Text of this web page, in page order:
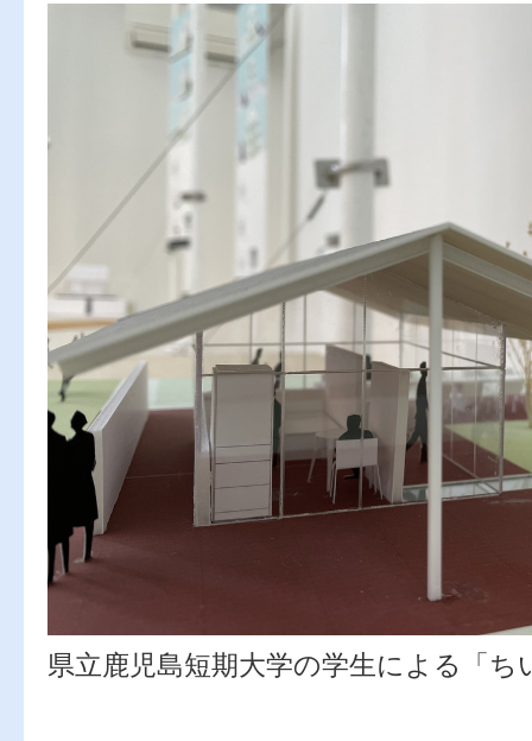
県立鹿児島短期大学の学生による「ち